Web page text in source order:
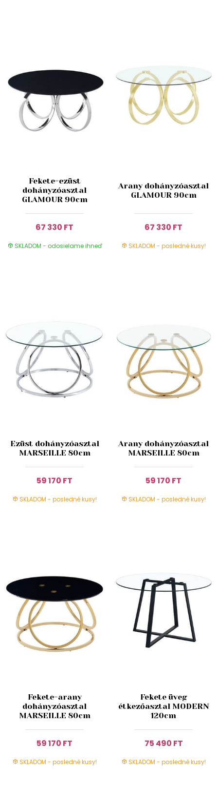
Fekete-ezüst
dohányzóasztal
GLAMOUR 90cm
67 330 FT
SKLADOM - odosielame ihneď
Arany dohányzóasztal
GLAMOUR 90cm
67 330 FT
SKLADOM - posledné kusy!
Ezüst dohányzóasztal
MARSEILLE 80cm
59 170 FT
SKLADOM - posledné kusy!
Arany dohányzóasztal
MARSEILLE 80cm
59 170 FT
SKLADOM - posledné kusy!
Fekete-arany
dohányzóasztal
MARSEILLE 80cm
59 170 FT
SKLADOM - posledné kusy!
Fekete üveg
étkezőasztal MODERN
120cm
75 490 FT
SKLADOM - posledné kusy!